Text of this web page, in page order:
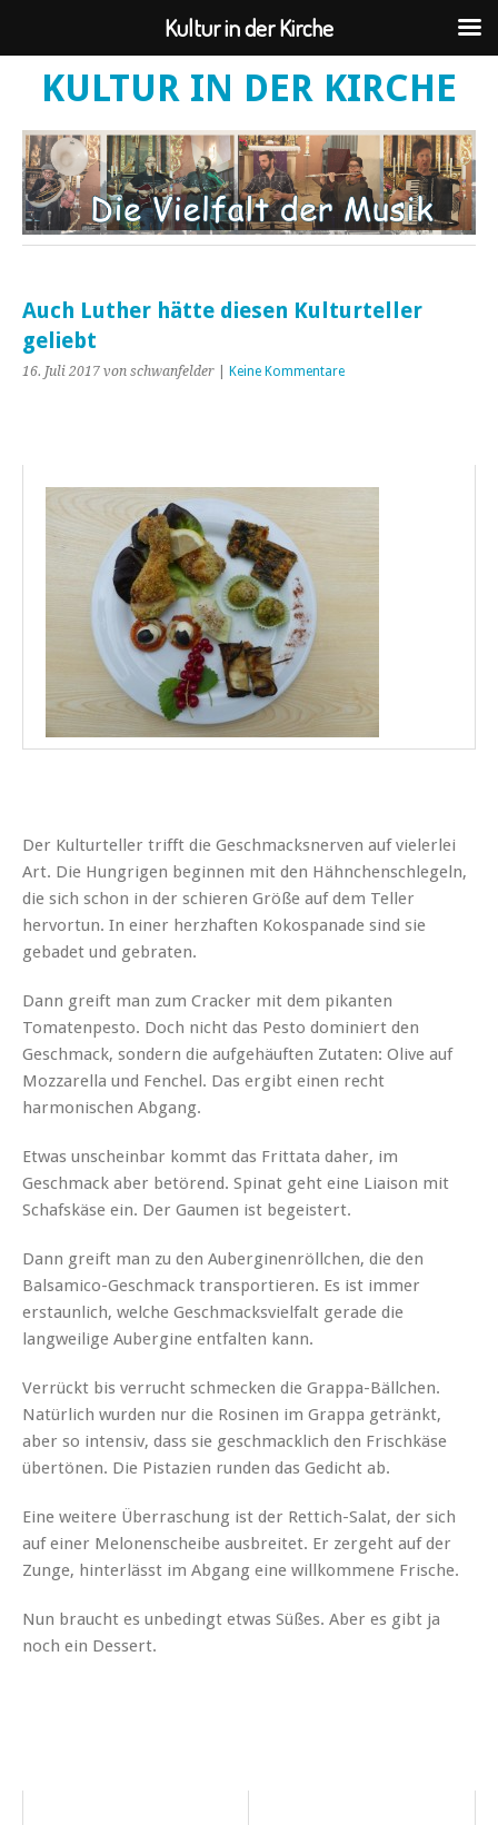
KULTUR IN DER KIRCHE
Auch Luther hätte diesen Kulturteller
geliebt
16. Juli 2017 von schwanfelder Keine Kommentare
Der Kulturteller trifft die Geschmacksnerven auf vielerlei
Art. Die Hungrigen beginnen mit den Hähnchenschlegeln,
die sich schon in der schieren Größe auf dem Teller
hervortun. In einer herzhaften Kokospanade sind sie
gebadet und gebraten.
Dann greift man zum Cracker mit dem pikanten
Tomatenpesto. Doch nicht das Pesto dominiert den
Geschmack, sondern die aufgehäuften Zutaten: Olive auf
Mozzarella und Fenchel. Das ergibt einen recht
harmonischen Abgang.
Etwas unscheinbar kommt das Frittata daher, im
Geschmack aber betörend. Spinat geht eine Liaison mit
Schafskäse ein. Der Gaumen ist begeistert.
Dann greift man zu den Auberginenröllchen, die den
Balsamico-Geschmack transportieren. Es ist immer
erstaunlich, welche Geschmacksvielfalt gerade die
langweilige Aubergine entfalten kann.
Verrückt bis verrucht schmecken die Grappa-Bällchen.
Natürlich wurden nur die Rosinen im Grappa getränkt,
aber so intensiv, dass sie geschmacklich den Frischkäse
übertönen. Die Pistazien runden das Gedicht ab.
Eine weitere Überraschung ist der Rettich-Salat, der sich
auf einer Melonenscheibe ausbreitet. Er zergeht auf der
Zunge, hinterlässt im Abgang eine willkommene Frische.
Nun braucht es unbedingt etwas Süßes. Aber es gibt ja
noch ein Dessert.
Kultur in der Kirche